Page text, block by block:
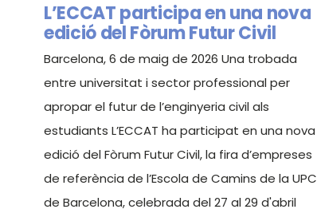
L’ECCAT participa en una nova
edició del Fòrum Futur Civil
Barcelona, 6 de maig de 2026 Una trobada
entre universitat i sector professional per
apropar el futur de l’enginyeria civil als
estudiants L’ECCAT ha participat en una nova
edició del Fòrum Futur Civil, la fira d’empreses
de referència de l’Escola de Camins de la UPC
de Barcelona, celebrada del 27 al 29 d'abril